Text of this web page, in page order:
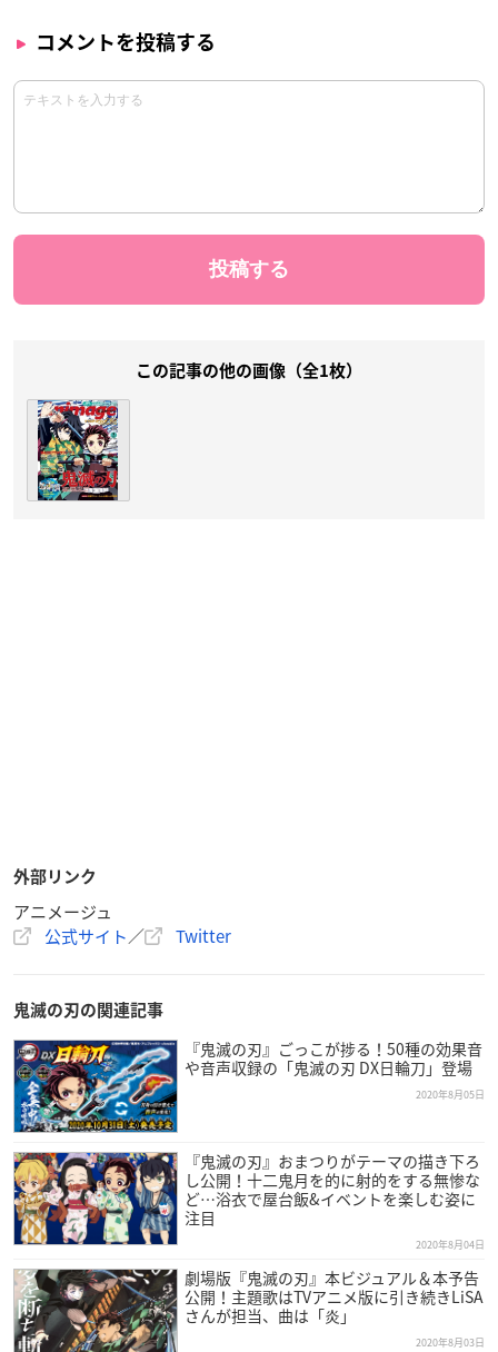
コメントを投稿する
この記事の他の画像（全1枚）
外部リンク
アニメージュ
公式サイト／ Twitter
鬼滅の刃の関連記事
『鬼滅の刃』ごっこが捗る！50種の効果音
や音声収録の「鬼滅の刃 DX日輪刀」登場
2020年8月05日
『鬼滅の刃』おまつりがテーマの描き下ろ
し公開！十二鬼月を的に射的をする無惨な
ど…浴衣で屋台飯&イベントを楽しむ姿に
注目
2020年8月04日
劇場版『鬼滅の刃』本ビジュアル＆本予告
公開！主題歌はTVアニメ版に引き続きLiSA
さんが担当、曲は「炎」
2020年8月03日